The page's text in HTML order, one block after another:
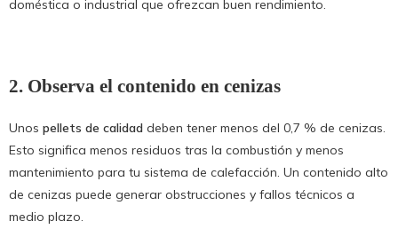
doméstica o industrial que ofrezcan buen rendimiento.
2. Observa el contenido en cenizas
Unos pellets de calidad deben tener menos del 0,7 % de cenizas.
Esto significa menos residuos tras la combustión y menos
mantenimiento para tu sistema de calefacción. Un contenido alto
de cenizas puede generar obstrucciones y fallos técnicos a
medio plazo.